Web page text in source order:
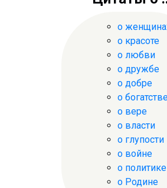
о
о красоте
о любви
о дружбе
о добре
о
о вере
о власти
о глупости
о войне
о политике
о Родине